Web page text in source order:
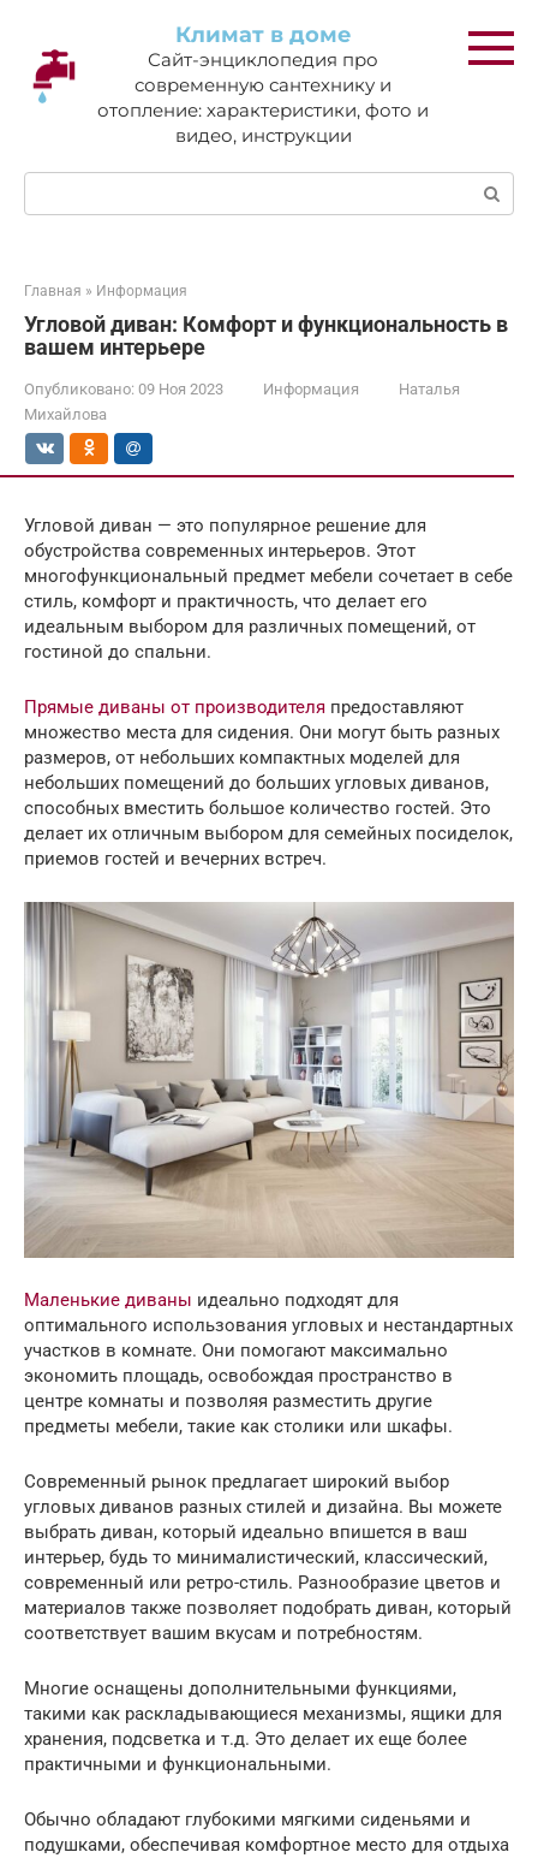
контенту
Климат в доме
Сайт-энциклопедия про
современную сантехнику и
отопление: характеристики, фото и
видео, инструкции
Поиск:
Главная » Информация
Угловой диван: Комфорт и функциональность в
вашем интерьере
Опубликовано: 09 Ноя 2023 Информация
Наталья
Михайлова
Угловой диван — это популярное решение для
обустройства современных интерьеров. Этот
многофункциональный предмет мебели сочетает в себе
стиль, комфорт и практичность, что делает его
идеальным выбором для различных помещений, от
гостиной до спальни.
Прямые диваны от производителя предоставляют
множество места для сидения. Они могут быть разных
размеров, от небольших компактных моделей для
небольших помещений до больших угловых диванов,
способных вместить большое количество гостей. Это
делает их отличным выбором для семейных посиделок,
приемов гостей и вечерних встреч.
Маленькие диваны идеально подходят для
оптимального использования угловых и нестандартных
участков в комнате. Они помогают максимально
экономить площадь, освобождая пространство в
центре комнаты и позволяя разместить другие
предметы мебели, такие как столики или шкафы.
Современный рынок предлагает широкий выбор
угловых диванов разных стилей и дизайна. Вы можете
выбрать диван, который идеально впишется в ваш
интерьер, будь то минималистический, классический,
современный или ретро-стиль. Разнообразие цветов и
материалов также позволяет подобрать диван, который
соответствует вашим вкусам и потребностям.
Многие оснащены дополнительными функциями,
такими как раскладывающиеся механизмы, ящики для
хранения, подсветка и т.д. Это делает их еще более
практичными и функциональными.
Обычно обладают глубокими мягкими сиденьями и
подушками, обеспечивая комфортное место для отдыха